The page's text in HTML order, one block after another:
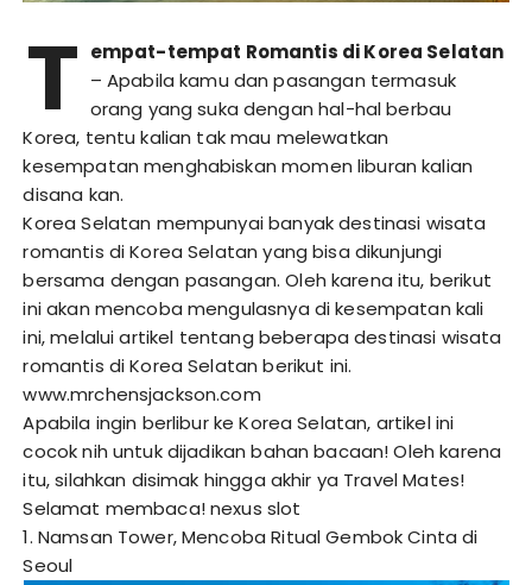
T empat-tempat Romantis di Korea Selatan
– Apabila kamu dan pasangan termasuk
orang yang suka dengan hal-hal berbau
Korea, tentu kalian tak mau melewatkan
kesempatan menghabiskan momen liburan kalian
disana kan.
Korea Selatan mempunyai banyak destinasi wisata
romantis di Korea Selatan yang bisa dikunjungi
bersama dengan pasangan. Oleh karena itu, berikut
ini akan mencoba mengulasnya di kesempatan kali
ini, melalui artikel tentang beberapa destinasi wisata
romantis di Korea Selatan berikut ini.
www.mrchensjackson.com
Apabila ingin berlibur ke Korea Selatan, artikel ini
cocok nih untuk dijadikan bahan bacaan! Oleh karena
itu, silahkan disimak hingga akhir ya Travel Mates!
Selamat membaca!nexus slot
1. Namsan Tower, Mencoba Ritual Gembok Cinta di
Seoul